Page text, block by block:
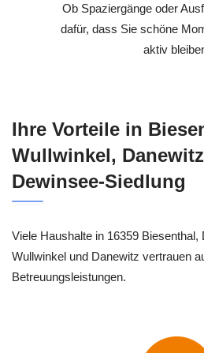
Ob Spaziergänge oder
dafür, dass Sie schöne
aktiv
Ihre Vorteile in
Wullwinkel,
Dewinsee-Siedlung
Viele Haushalte in 16359 Biesenthal,
Wullwinkel und Danewitz vertrauen
Betreuungsleistungen.